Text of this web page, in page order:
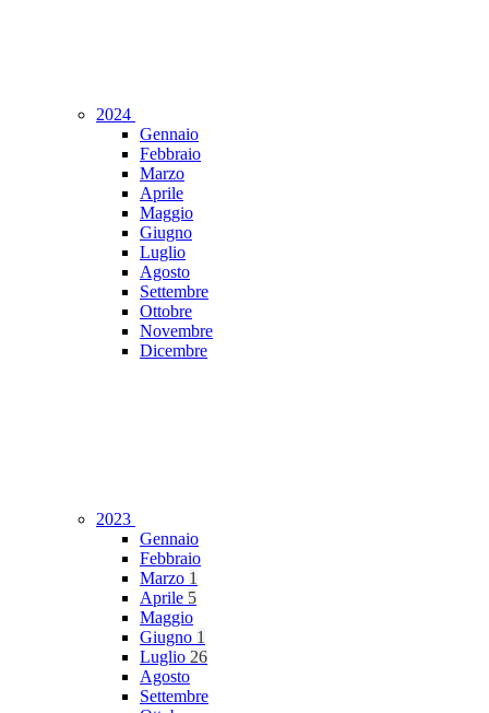
2024
Gennaio
Febbraio
Marzo
Aprile
Maggio
Giugno
Luglio
Agosto
Settembre
Ottobre
Novembre
Dicembre
2023
Gennaio
Febbraio
Marzo 1
Aprile 5
Maggio
Giugno 1
Luglio 26
Agosto
Settembre